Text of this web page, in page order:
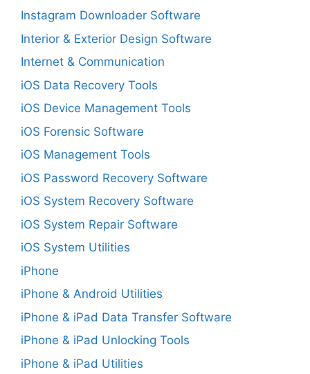
Instagram Downloader Software
Interior & Exterior Design Software
Internet & Communication
iOS Data Recovery Tools
iOS Device Management Tools
iOS Forensic Software
iOS Management Tools
iOS Password Recovery Software
iOS System Recovery Software
iOS System Repair Software
iOS System Utilities
iPhone
iPhone & Android Utilities
iPhone & iPad Data Transfer Software
iPhone & iPad Unlocking Tools
iPhone & iPad Utilities